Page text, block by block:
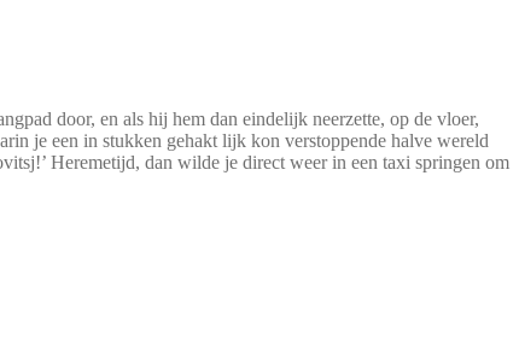
door, en als hij hem dan eindelijk neerzette, op de vloer,
je een in stukken gehakt lijk kon verstoppende halve wereld
Heremetijd, dan wilde je direct weer in een taxi springen om